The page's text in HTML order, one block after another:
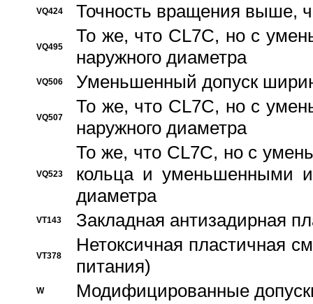
VQ424 Точность вращения выше,
VQ495
То же, что CL7C, но с
наружного диаметра
VQ506 Уменьшенный допуск
VQ507
То же, что CL7C, но с
наружного диаметра
VQ523
То же, что CL7C, но с
кольца и уменьшенными
диаметра
VT143 Закладная антизадирная
VT378
Нетоксичная пластичная
питания)
W
Модифицированные